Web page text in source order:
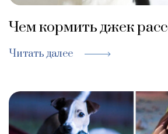
Чем кормить джек
Читать далее